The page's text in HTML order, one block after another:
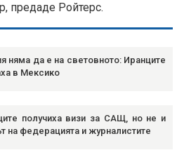
предаде Ройтерс.
няма да е на световното: Иранците
в Мексико
получиха визи за САЩ, но не и
на федерацията и журналистите